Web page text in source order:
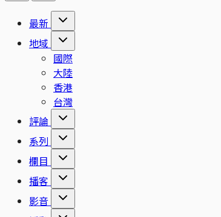
最新
地域
國際
大陸
香港
台灣
評論
系列
欄目
播客
影音